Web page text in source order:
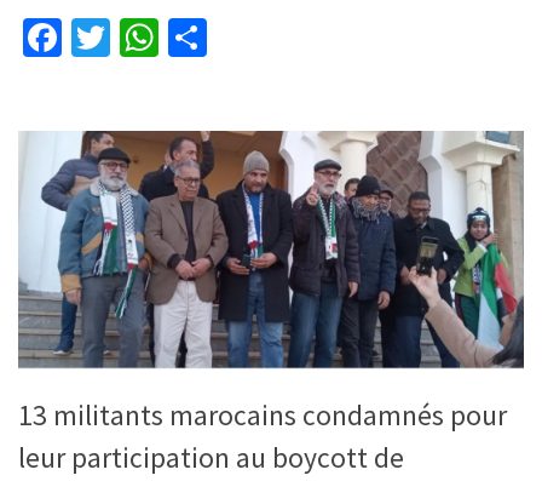
Facebook
TwitterWhatsApp
13 militants marocains condamnés pour
leur participation au boycott de